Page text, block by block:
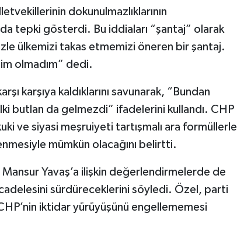
dokunulmazlıklarının
tepki gösterdi. Bu iddiaları “şantaj” olarak
ülkemizi takas etmemizi öneren bir şantaj.
olmadım” dedi.
karşıya kaldıklarını savunarak, “Bundan
butlan da gelmezdi” ifadelerini kullandı. CHP
ve siyasi meşruiyeti tartışmalı ara formüllerle
mümkün olacağını belirtti.
Yavaş’a ilişkin değerlendirmelerde de
sürdüreceklerini söyledi. Özel, parti
iktidar yürüyüşünü engellememesi